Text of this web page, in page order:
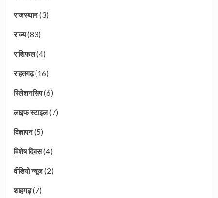
राजस्थान(3)
राज्य(83)
राशिफल(4)
राहतगढ़(16)
रिलेशनसिप(6)
लाइफ स्टाइल(7)
विज्ञापन(5)
विशेष दिवस(4)
वीडियो न्यूज(2)
शाहगढ़(7)